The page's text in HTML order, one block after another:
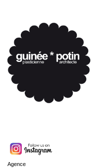
Agence